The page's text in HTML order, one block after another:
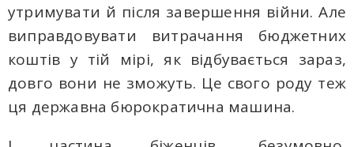
утримувати й після завершення війни. Але
виправдовувати витрачання бюджетних
коштів у тій мірі, як відбувається зараз,
довго вони не зможуть. Це свого роду теж
ця державна бюрократична машина.